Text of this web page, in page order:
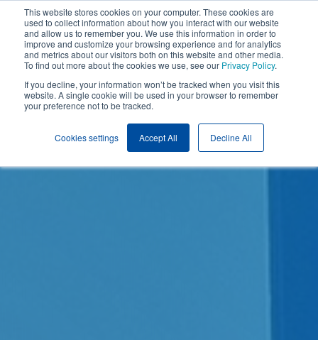
This website stores cookies on your computer. These cookies are
used to collect information about how you interact with our website
and allow us to remember you. We use this information in order to
improve and customize your browsing experience and for analytics
and metrics about our visitors both on this website and other media.
To find out more about the cookies we use, see our Privacy Policy.
If you decline, your information won’t be tracked when you visit this
website. A single cookie will be used in your browser to remember
your preference not to be tracked.
Cookies settings Accept All Decline All
Yleisimmät asennusohjevideot löytyvät nyt verkkosivuiltamme.
Meistä
Resurssit
Swagelok
Helsinki
Koivulehdontie 3a, Vantaa | +358 9 777 1110 |